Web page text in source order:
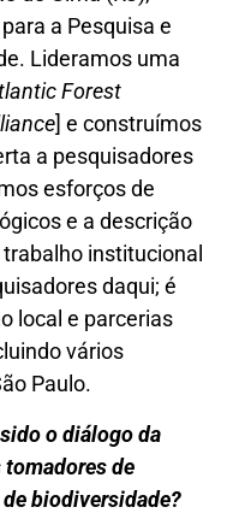
a Pesquisa e
Lideramos uma
Forest
] e construímos
a pesquisadores
esforços de
e a descrição
institucional
daqui; é
local e parcerias
vários
Paulo.
o diálogo da
de
biodiversidade?